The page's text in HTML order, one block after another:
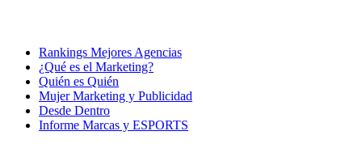
Rankings Mejores Agencias
¿Qué es el Marketing?
Quién es Quién
Mujer Marketing y Publicidad
Desde Dentro
Informe Marcas y ESPORTS